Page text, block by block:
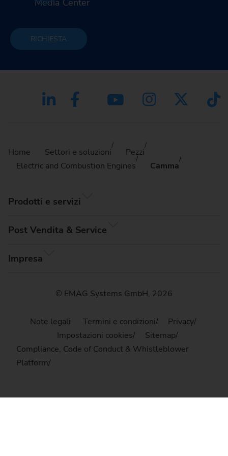
Media Center
RICHIESTA
Home Settori e soluzioni
Pezzi
Electric and Combustion Engines
Camma
Prodotti e servizi
Post Vendita & Service
Impresa
© EMAG Systems GmbH, 2026
Note legali Termini e condizioni
Privacy
Impostazioni cookies
Sitemap
Compliance, Code of Conduct & Whistleblower
Platform